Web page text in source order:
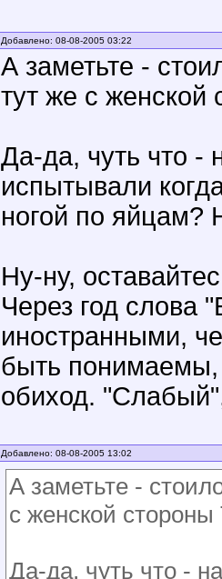
Добавлено: 08-08-2005 03:22
А заметьте -
тут же с
Да-да, чуть что -
испытывали
ногой по яйцам?
Ну-ну,
Через год слова
иностранными,
быть понимаемы,
обиход.
Добавлено: 08-08-2005 13:02
А заметьте -
с женской
Да-да, чуть что -